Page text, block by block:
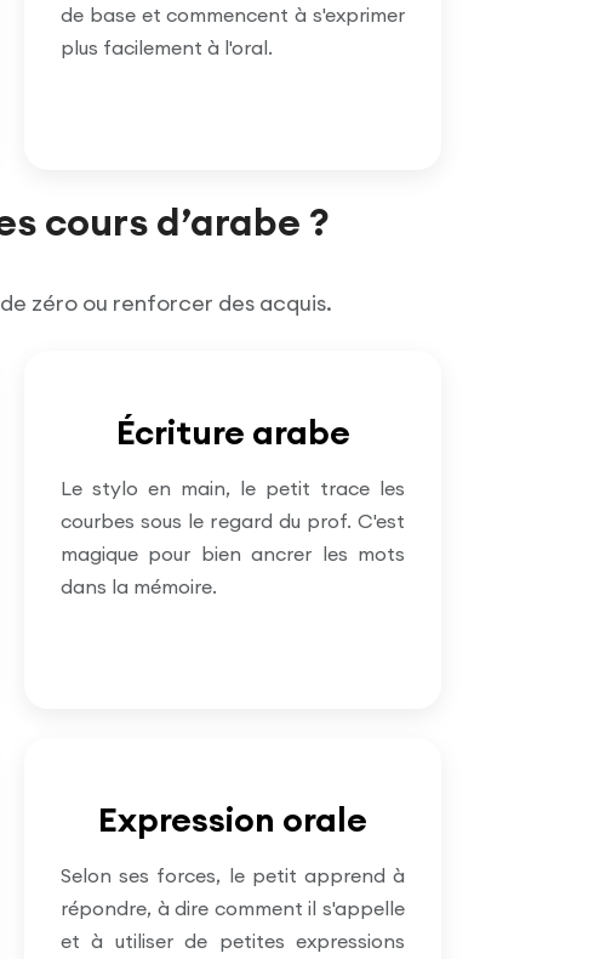
de base et commencent à s'exprimer
plus facilement à l'oral.
cours d’arabe ?
zéro ou renforcer des acquis.
Écriture arabe
Le stylo en main, le petit trace les
courbes sous le regard du prof. C'est
magique pour bien ancrer les mots
dans la mémoire.
Expression orale
Selon ses forces, le petit apprend à
répondre, à dire comment il s'appelle
et à utiliser de petites expressions